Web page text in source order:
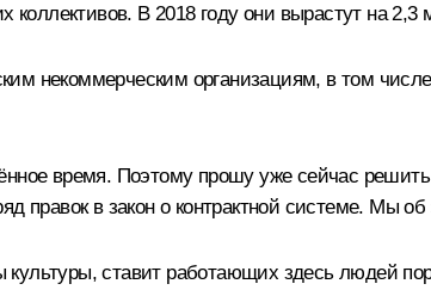
коллективов. В 2018 году они вырастут на
некоммерческим организациям, в том
время. Поэтому прошу уже сейчас
правок в закон о контрактной системе. Мы
ставит работающих здесь людей